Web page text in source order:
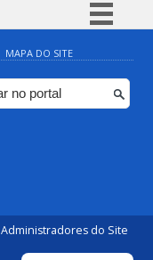
Simplifique!
Comunica BR
Participe
MAPA DO SITE
Administradores do Site